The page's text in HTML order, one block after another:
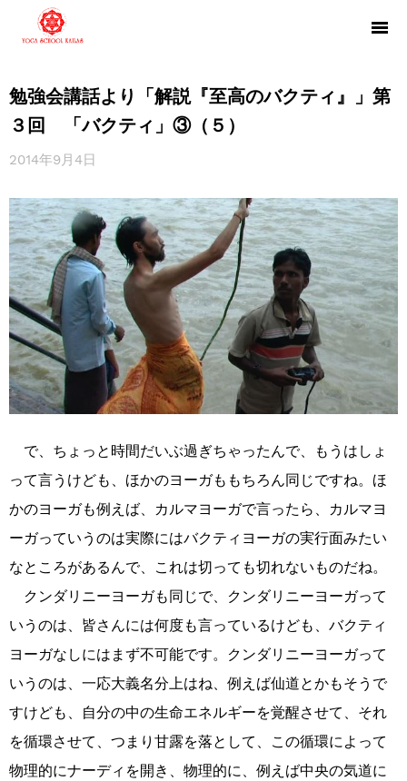
勉強会講話より「解説『至高のバクティ』」第
３回 「バクティ」③（５）
2014年9月4日
で、ちょっと時間だいぶ過ぎちゃったんで、もうはしょ
って言うけども、ほかのヨーガももちろん同じですね。ほ
かのヨーガも例えば、カルマヨーガで言ったら、カルマヨ
ーガっていうのは実際にはバクティヨーガの実行面みたい
なところがあるんで、これは切っても切れないものだね。
クンダリニーヨーガも同じで、クンダリニーヨーガって
いうのは、皆さんには何度も言っているけども、バクティ
ヨーガなしにはまず不可能です。クンダリニーヨーガって
いうのは、一応大義名分上はね、例えば仙道とかもそうで
すけども、自分の中の生命エネルギーを覚醒させて、それ
を循環させて、つまり甘露を落として、この循環によって
物理的にナーディを開き、物理的に、例えば中央の気道に